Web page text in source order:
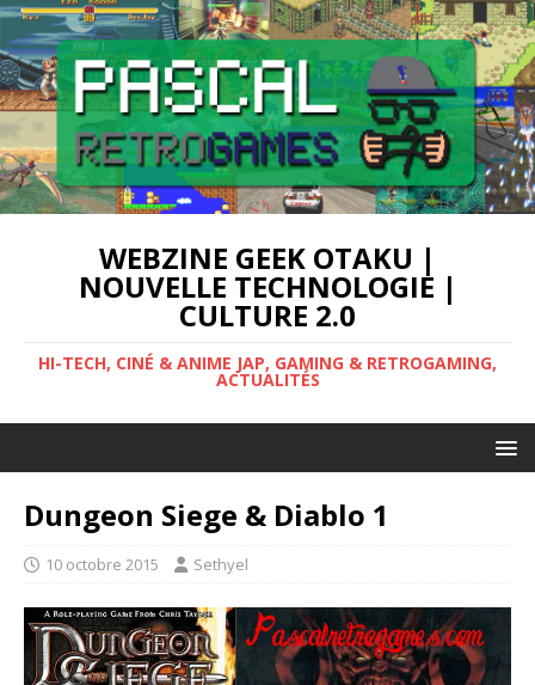
WEBZINE GEEK OTAKU |
NOUVELLE TECHNOLOGIE |
CULTURE 2.0
HI-TECH, CINÉ & ANIME JAP, GAMING & RETROGAMING,
ACTUALITÉS
Dungeon Siege & Diablo 1
10 octobre 2015 Sethyel